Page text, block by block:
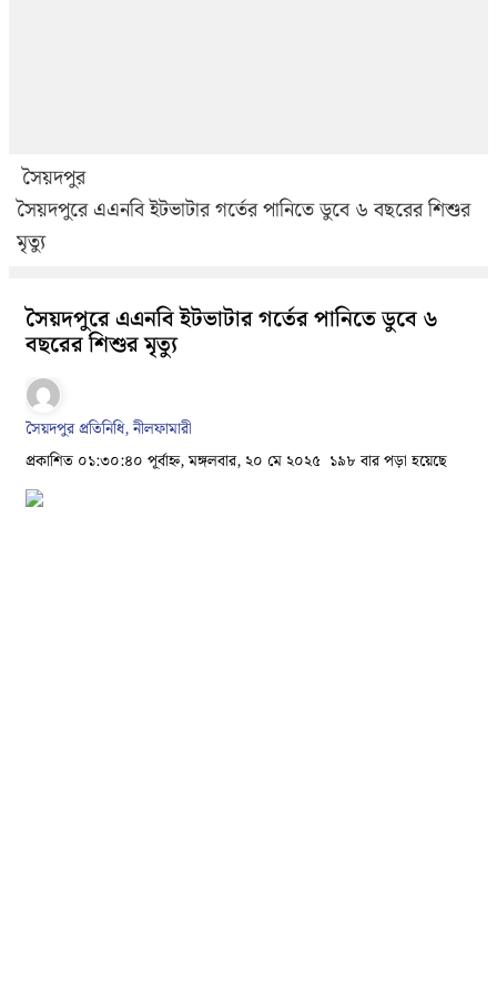
সৈয়দপুর
সৈয়দপুরে এএনবি ইটভাটার গর্তের পানিতে ডুবে ৬ বছরের শিশুর
মৃত্যু
সৈয়দপুরে এএনবি ইটভাটার গর্তের পানিতে ডুবে ৬
বছরের শিশুর মৃত্যু
সৈয়দপুর প্রতিনিধি, নীলফামারী
প্রকাশিত ০১:৩০:৪০ পূর্বাহ্ন, মঙ্গলবার, ২০ মে ২০২৫ ১৯৮ বার পড়া হয়েছে